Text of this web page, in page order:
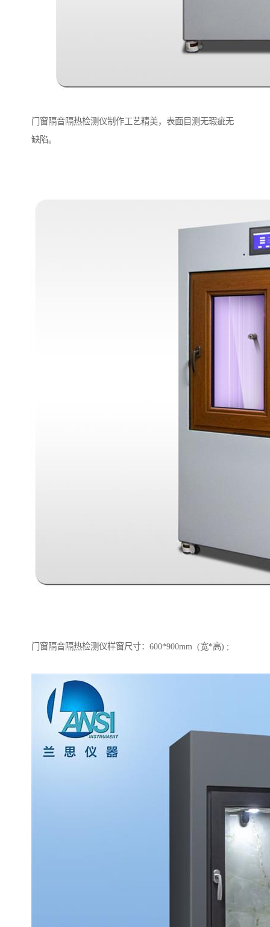
门窗隔音隔热检测仪制作工艺精美，表面目测无瑕疵无
缺陷。
门窗隔音隔热检测仪样窗尺寸：600*900mm (宽*高) ;